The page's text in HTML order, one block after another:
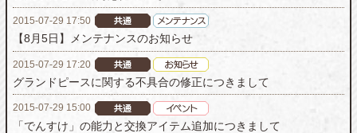
2015-07-29 17:50
【8月5日】メンテナンスのお知らせ
2015-07-29 17:20
グランドピースに関する不具合の修正につきまして
2015-07-29 15:00
「でんすけ」の能力と交換アイテム追加につきまして